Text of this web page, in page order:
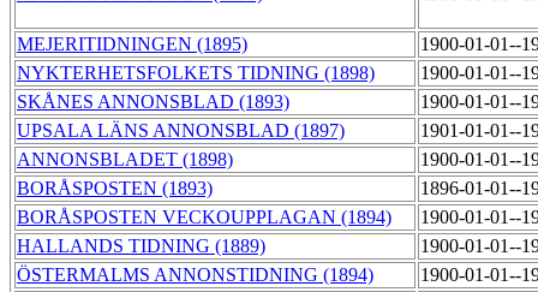
MEJERITIDNINGEN (1895)
1900-01-01--
NYKTERHETSFOLKETS TIDNING (1898)
1900-01-01--
SKÅNES ANNONSBLAD (1893)
1900-01-01--
UPSALA LÄNS ANNONSBLAD (1897)
1901-01-01--
ANNONSBLADET (1898)
1900-01-01--
BORÅSPOSTEN (1893)
1896-01-01--
BORÅSPOSTEN VECKOUPPLAGAN (1894)
1900-01-01--
HALLANDS TIDNING (1889)
1900-01-01--
ÖSTERMALMS ANNONSTIDNING (1894)
1900-01-01--